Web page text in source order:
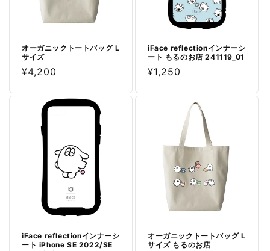
オーガニックトートバッグ L
サイズ
通
¥4,200
iFace reflectionインナーシ
ート もるのお店 241119_01
通
¥1,250
iFace reflectionインナーシ
ート iPhone SE 2022/SE
オーガニックトートバッグ L
サイズ もるのお店